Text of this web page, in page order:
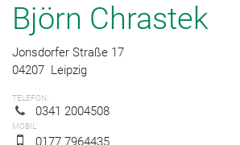
Björn Chrastek
Jonsdorfer Straße 17
04207 Leipzig
TELEFON:
0341 2004508
MOBIL:
0177 7964435